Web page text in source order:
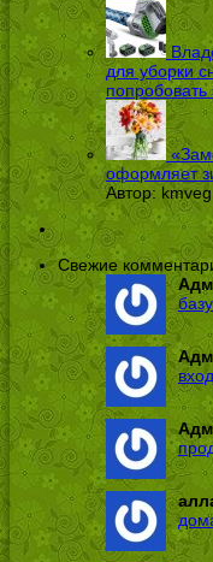
для уборки
попробовать
оформляет
Автор: kmveg
Свежие